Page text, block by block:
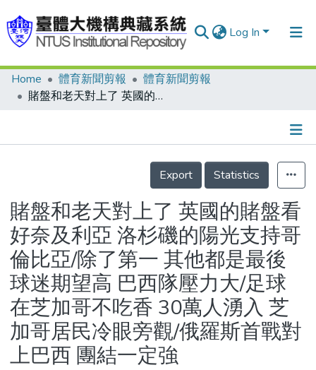
Log In
Communities & Collections
Statistics
Home 體育新聞剪報
體育新聞剪報
賭盤和老天對上了 英國的賭盤看好奈及利亞 洛杉磯的陽光支持哥倫比亞/除了第一 其他都是最後 球迷期望高 巴西隊壓力大/足球在芝加哥不吃香 30萬人湧入 芝加哥居民冷眼旁觀/俄羅斯首戰對上巴西 團結一定強
Details
Export
Statistics
賭盤和老天對上了 英國的賭盤看
好奈及利亞 洛杉磯的陽光支持哥
倫比亞/除了第一 其他都是最後
球迷期望高 巴西隊壓力大/足球
在芝加哥不吃香 30萬人湧入 芝
加哥居民冷眼旁觀/俄羅斯首戰對
上巴西 團結一定強